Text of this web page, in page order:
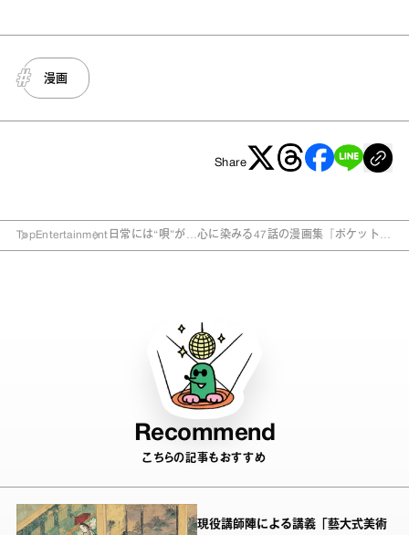
漫画
Share
TopEntertainment 日常には“唄”が…心に染みる47話の漫画集『ポケットの
Recommend
こちらの記事もおすすめ
現役講師陣による講義「藝大式美術